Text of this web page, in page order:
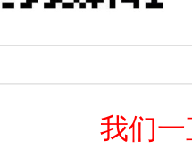
我们一